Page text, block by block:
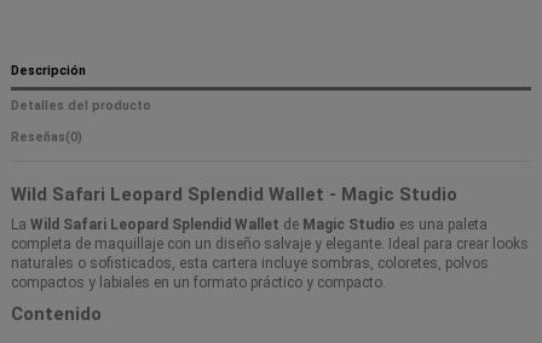
Descripción
Detalles del producto
Reseñas(0)
Wild Safari Leopard Splendid Wallet - Magic Studio
La Wild Safari Leopard Splendid Wallet de Magic Studio es una paleta
completa de maquillaje con un diseño salvaje y elegante. Ideal para crear looks
naturales o sofisticados, esta cartera incluye sombras, coloretes, polvos
compactos y labiales en un formato práctico y compacto.
Contenido